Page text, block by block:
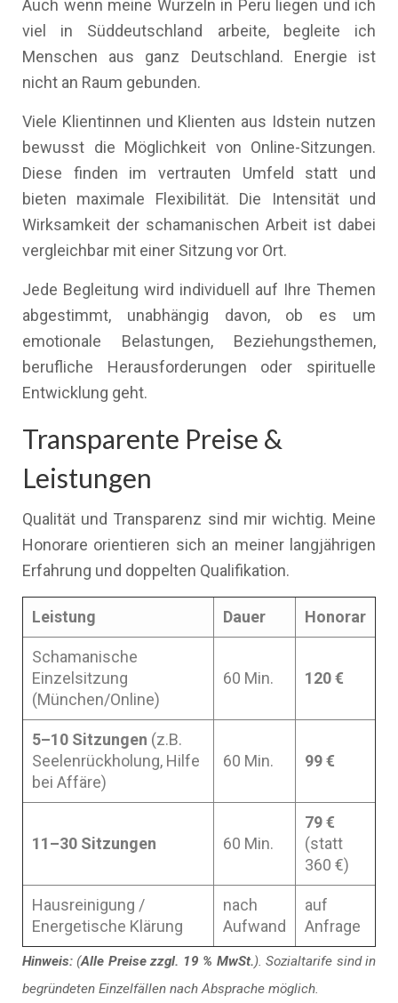
Auch wenn meine Wurzeln in Peru liegen und ich
viel in Süddeutschland arbeite, begleite ich
Menschen aus ganz Deutschland. Energie ist
nicht an Raum gebunden.
Viele Klientinnen und Klienten aus Idstein nutzen
bewusst die Möglichkeit von Online-Sitzungen.
Diese finden im vertrauten Umfeld statt und
bieten maximale Flexibilität. Die Intensität und
Wirksamkeit der schamanischen Arbeit ist dabei
vergleichbar mit einer Sitzung vor Ort.
Jede Begleitung wird individuell auf Ihre Themen
abgestimmt, unabhängig davon, ob es um
emotionale Belastungen, Beziehungsthemen,
berufliche Herausforderungen oder spirituelle
Entwicklung geht.
Transparente Preise &
Leistungen
Qualität und Transparenz sind mir wichtig. Meine
Honorare orientieren sich an meiner langjährigen
Erfahrung und doppelten Qualifikation.
Leistung Dauer Honorar
Schamanische
Einzelsitzung
(München/Online)
60 Min. 120 €
5–10 Sitzungen (z.B.
Seelenrückholung, Hilfe
bei Affäre)
60 Min. 99 €
11–30 Sitzungen 60 Min.
79 €
(statt
360 €)
Hausreinigung /
Energetische Klärung
nach
Aufwand
auf
Anfrage
Hinweis: (Alle Preise zzgl. 19 % MwSt.). Sozialtarife sind in
begründeten Einzelfällen nach Absprache möglich.